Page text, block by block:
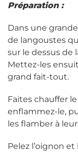
Préparation :
Dans une
de langoustes
sur le dessus de
Mettez-les
grand fait-tout.
Faites chauffer
enflammez-le,
les flamber à
Pelez l’oignon